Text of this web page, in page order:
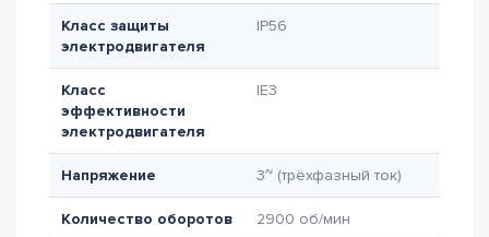
Класс защиты
электродвигателя
IP56
Класс
эффективности
электродвигателя
IE3
Напряжение 3~ (трёхфазный ток)
Количество оборотов 2900 об/мин